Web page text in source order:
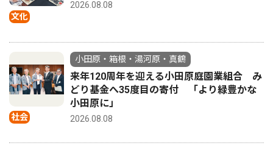
文化
2026.08.08
社会
小田原・箱根・湯河原・真鶴
来年120周年を迎える小田原庭園業組合 み
どり基金へ35度目の寄付 「より緑豊かな
小田原に」
2026.08.08